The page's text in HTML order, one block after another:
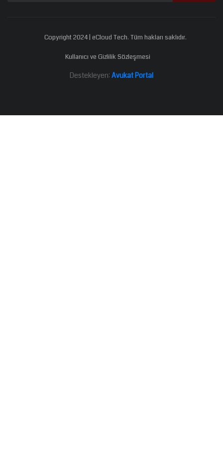
Copyright 2024 | eCloud Tech. Tüm hakları saklıdır.
Kullanıcı ve Gizlilik Sözleşmesi
Destekleyen: Avukat Portal